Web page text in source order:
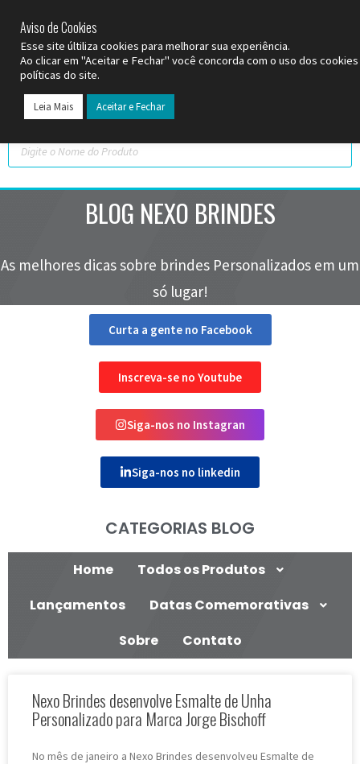
BLOG NEXO BRINDES
As melhores dicas sobre brindes Personalizados em um
só lugar!
Curta a gente no Facebook
Inscreva-se no Youtube
Siga-nos no Instagran
Siga-nos no linkedin
CATEGORIAS BLOG
Home
Todos os Produtos
Lançamentos
Datas Comemorativas
Sobre
Contato
Nexo Brindes desenvolve Esmalte de Unha
Personalizado para Marca Jorge Bischoff
No mês de janeiro a Nexo Brindes desenvolveu Esmalte de
Aviso de Cookies
Esse site últiliza cookies para melhorar sua experiência.
Ao clicar em "Aceitar e Fechar" você concorda com o uso dos
políticas do site.
Leia Mais Aceitar e Fechar